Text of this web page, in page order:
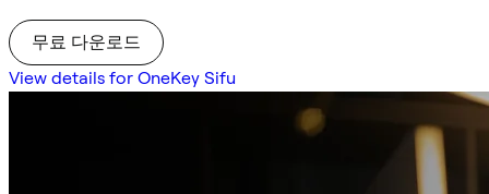
무료 다운로드
View details for OneKey Sifu